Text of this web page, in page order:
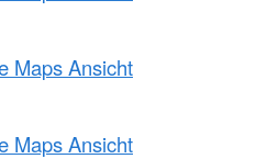
Maps Ansicht
Maps Ansicht